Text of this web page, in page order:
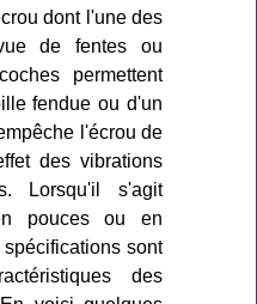
dont l'une des
de fentes ou
permettent
fendue ou d'un
l'écrou de
des vibrations
Lorsqu'il s'agit
pouces ou en
sont
des